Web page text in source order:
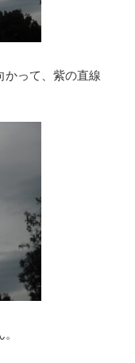
かって、紫の直線